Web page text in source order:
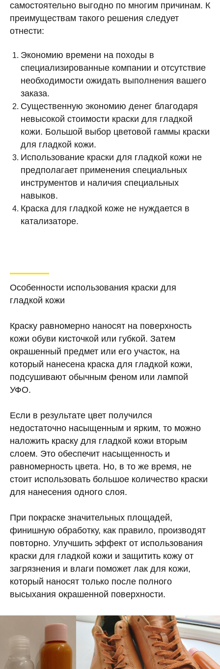
самостоятельно выгодно по многим причинам. К
преимуществам такого решения следует
отнести:
Экономию времени на походы в
специализированные компании и отсутствие
необходимости ожидать выполнения вашего
заказа.
Существенную экономию денег благодаря
невысокой стоимости краски для гладкой
кожи. Большой выбор цветовой гаммы краски
для гладкой кожи.
Использование краски для гладкой кожи не
предполагает применения специальных
инструментов и наличия специальных
навыков.
Краска для гладкой коже не нуждается в
катализаторе.
Особенности использования краски для
гладкой кожи
Краску равномерно наносят на поверхность
кожи обуви кисточкой или губкой. Затем
окрашенный предмет или его участок, на
который нанесена краска для гладкой кожи,
подсушивают обычным феном или лампой
УФО.
Если в результате цвет получился
недостаточно насыщенным и ярким, то можно
наложить краску для гладкой кожи вторым
слоем. Это обеспечит насыщенность и
равномерность цвета. Но, в то же время, не
стоит использовать большое количество краски
для нанесения одного слоя.
При покраске значительных площадей,
финишную обработку, как правило, производят
повторно. Улучшить эффект от использования
краски для гладкой кожи и защитить кожу от
загрязнения и влаги поможет лак для кожи,
который наносят только после полного
высыхания окрашенной поверхности.